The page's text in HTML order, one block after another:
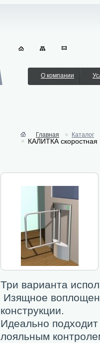
О компании
Главная Каталог
КАЛИТКА скоростная
Три варианта
Изящное
конструкции.
Идеально
лояльным